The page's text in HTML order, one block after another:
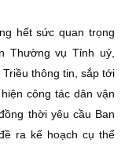
hết sức quan trọng
Thường vụ Tỉnh uỷ,
thông tin, sắp tới
công tác dân vận
thời yêu cầu Ban
ra kế hoạch cụ thể